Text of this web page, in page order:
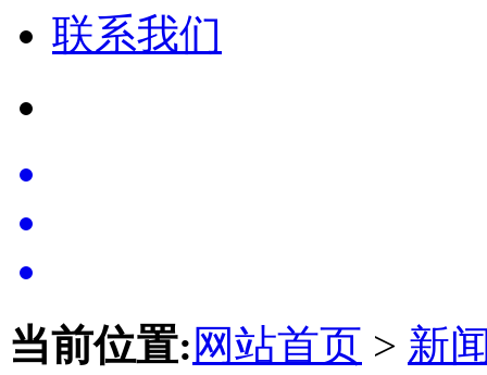
联系我们
当前位置: 网站首页 > 新